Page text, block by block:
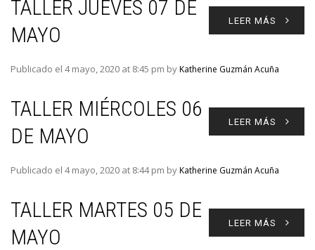
LEER MÁS
TALLER JUEVES 07 DE
MAYO
Publicado el 4 mayo, 2020 at 8:45 pm byKatherine Guzmán Acuña
LEER MÁS
TALLER MIÉRCOLES 06
DE MAYO
Publicado el 4 mayo, 2020 at 8:44 pm byKatherine Guzmán Acuña
LEER MÁS
TALLER MARTES 05 DE
MAYO